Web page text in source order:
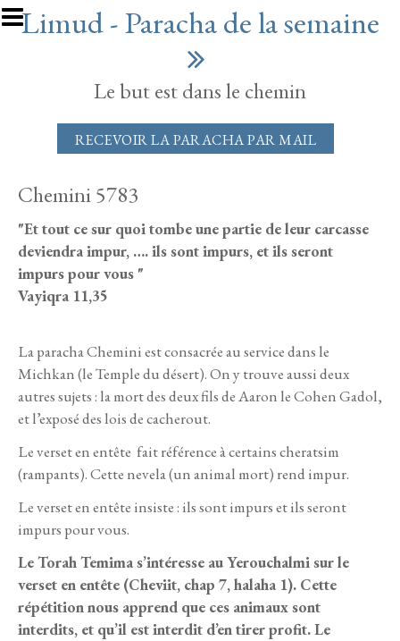
Aller au contenu principal
Limud - Paracha de la semaine
Le but est dans le chemin
RECEVOIR LA PARACHA PAR MAIL
Chemini 5783
"Et tout ce sur quoi tombe une partie de leur carcasse
deviendra impur, …. ils sont impurs, et ils seront
impurs pour vous "
Vayiqra 11,35
La paracha Chemini est consacrée au service dans le
Michkan (le Temple du désert). On y trouve aussi deux
autres sujets : la mort des deux fils de Aaron le Cohen Gadol,
et l’exposé des lois de cacherout.
Le verset en entête fait référence à certains cheratsim
(rampants). Cette nevela (un animal mort) rend impur.
Le verset en entête insiste : ils sont impurs et ils seront
impurs pour vous.
Le Torah Temima s’intéresse au Yerouchalmi sur le
verset en entête (Cheviit, chap 7, halaha 1). Cette
répétition nous apprend que ces animaux sont
interdits, et qu’il est interdit d’en tirer profit. Le